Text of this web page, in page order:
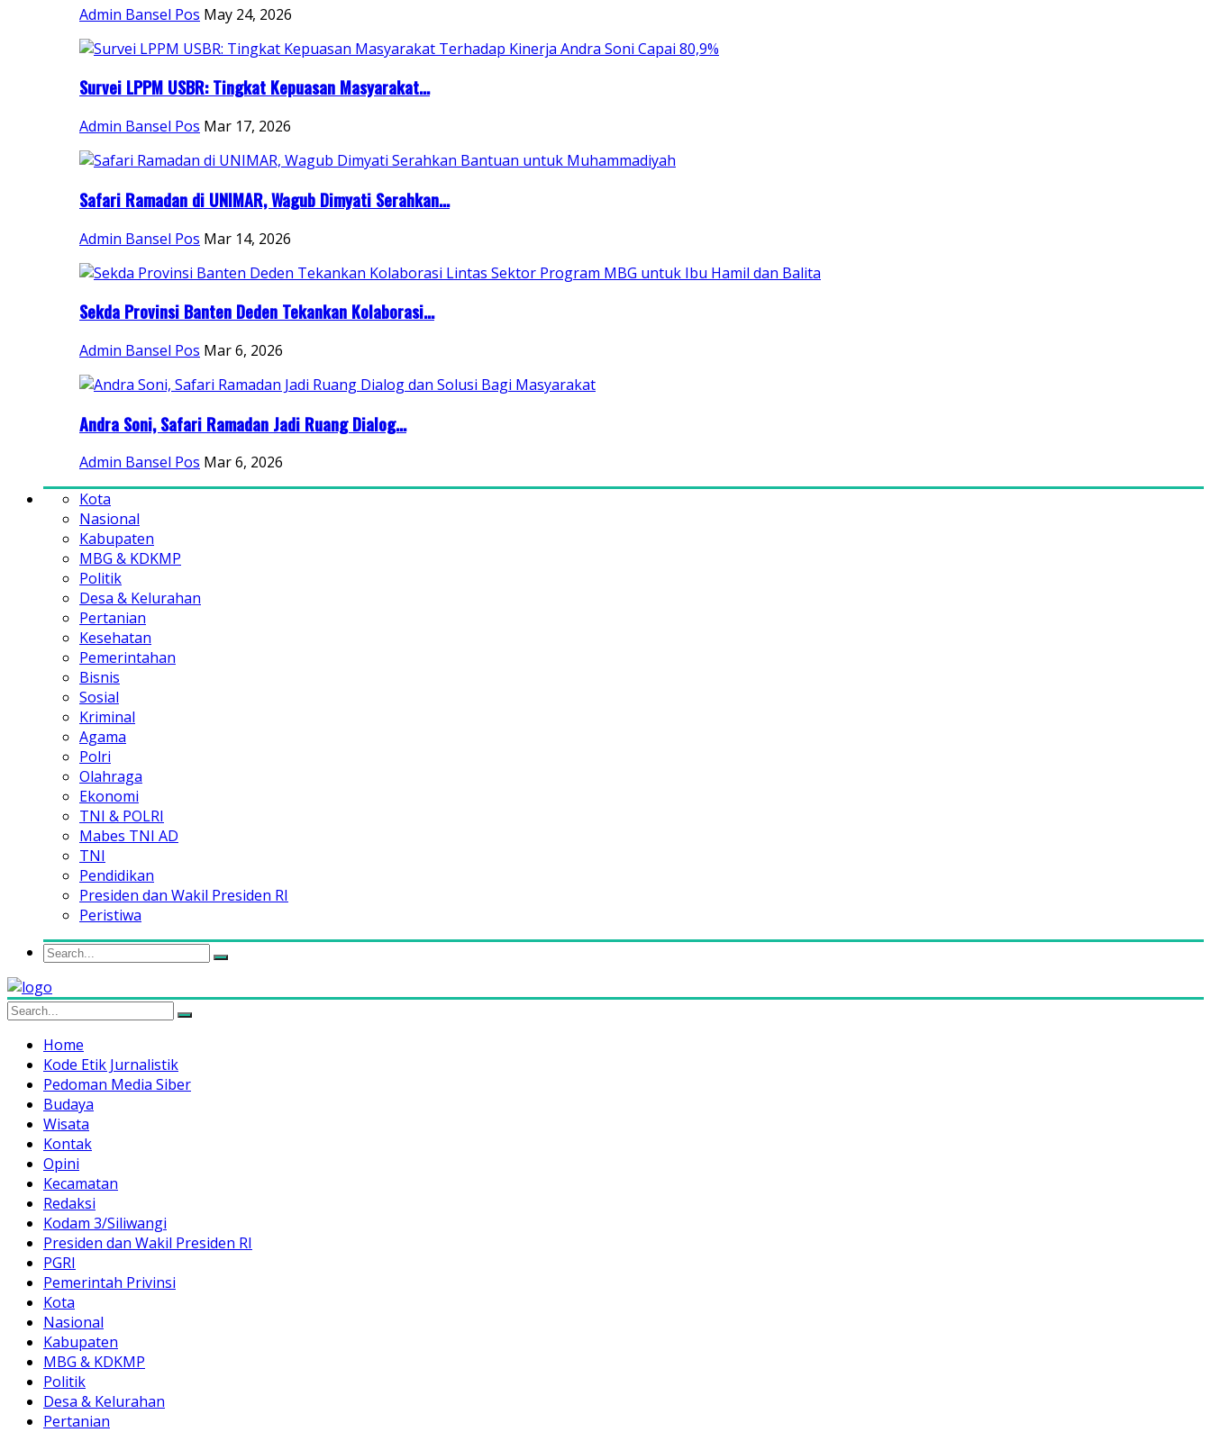
Admin Bansel Pos May 24, 2026
Survei LPPM USBR: Tingkat Kepuasan Masyarakat...
Admin Bansel Pos Mar 17, 2026
Safari Ramadan di UNIMAR, Wagub Dimyati Serahkan...
Admin Bansel Pos Mar 14, 2026
Sekda Provinsi Banten Deden Tekankan Kolaborasi...
Admin Bansel Pos Mar 6, 2026
Andra Soni, Safari Ramadan Jadi Ruang Dialog...
Admin Bansel Pos Mar 6, 2026
Kota
Nasional
Kabupaten
MBG & KDKMP
Politik
Desa & Kelurahan
Pertanian
Kesehatan
Pemerintahan
Bisnis
Sosial
Kriminal
Agama
Polri
Olahraga
Ekonomi
TNI & POLRI
Mabes TNI AD
TNI
Pendidikan
Presiden dan Wakil Presiden RI
Peristiwa
Home
Kode Etik Jurnalistik
Pedoman Media Siber
Budaya
Wisata
Kontak
Opini
Kecamatan
Redaksi
Kodam 3/Siliwangi
Presiden dan Wakil Presiden RI
PGRI
Pemerintah Privinsi
Kota
Nasional
Kabupaten
MBG & KDKMP
Politik
Desa & Kelurahan
Pertanian